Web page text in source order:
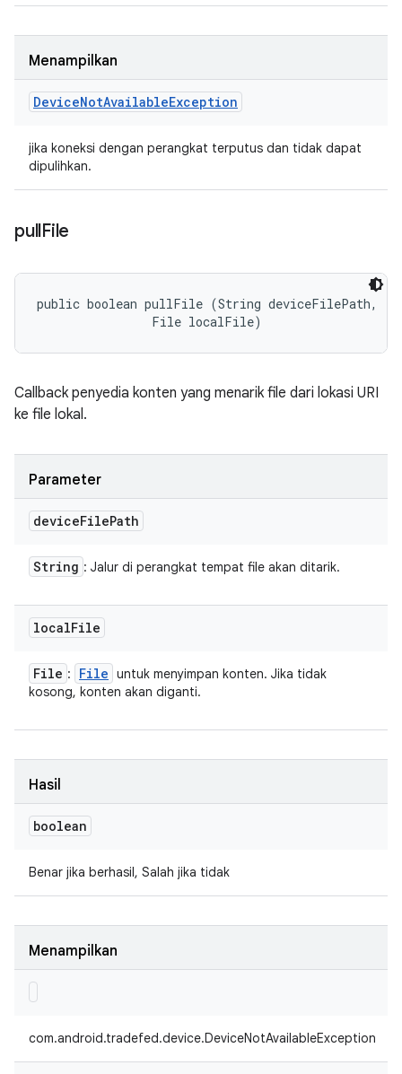
Menampilkan
DeviceNotAvailableException
jika koneksi dengan perangkat terputus dan tidak dapat
dipulihkan.
pullFile
public boolean pullFile (String deviceFilePath,
                File localFile)
Callback penyedia konten yang menarik file dari lokasi URI
ke file lokal.
Parameter
deviceFilePath
String : Jalur di perangkat tempat file akan ditarik.
localFile
File : File untuk menyimpan konten. Jika tidak
kosong, konten akan diganti.
Hasil
boolean
Benar jika berhasil, Salah jika tidak
Menampilkan
com.android.tradefed.device.DeviceNotAvailableException